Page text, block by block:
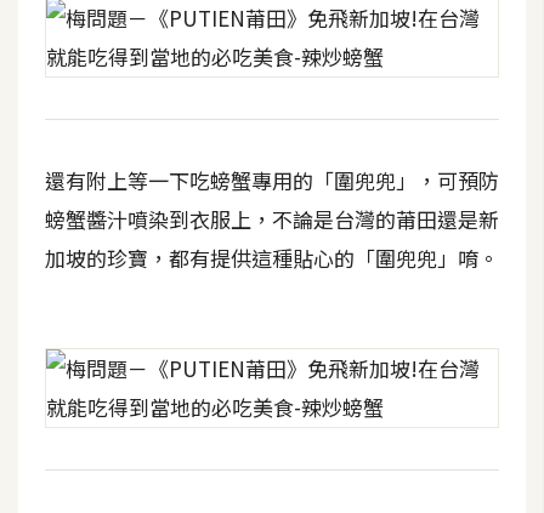
還有附上等一下吃螃蟹專用的「圍兜兜」，可預防
螃蟹醬汁噴染到衣服上，不論是台灣的莆田還是新
加坡的珍寶，都有提供這種貼心的「圍兜兜」唷。